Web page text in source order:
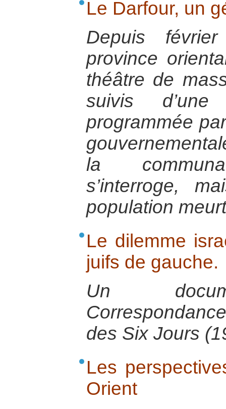
Le Darfour, un
Depuis
province
théâtre de
suivis d’une
programmée
la
s’interroge,
population
Le dilemme
juifs de gauche.
Un
des Six Jours
Les
Orient